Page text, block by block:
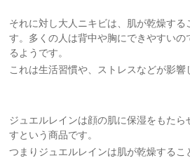
それに対し大人ニキビは、肌が乾燥す
す。多くの人は背中や胸にできやすいの
るようです。
これは生活習慣や、ストレスなどが影響
ジュエルレインは顔の肌に保湿をもた
すという商品です。
つまりジュエルレインは肌が乾燥するこ